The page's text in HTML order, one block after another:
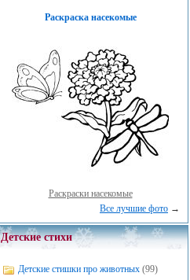
Раскраска насекомые
Раскраски насекомые
Все лучшие фото →
Детские стихи
Детские стишки про животных (99)